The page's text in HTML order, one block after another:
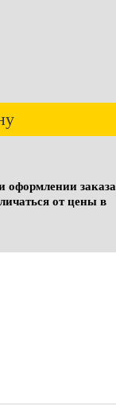
оформлении заказа
от цены в